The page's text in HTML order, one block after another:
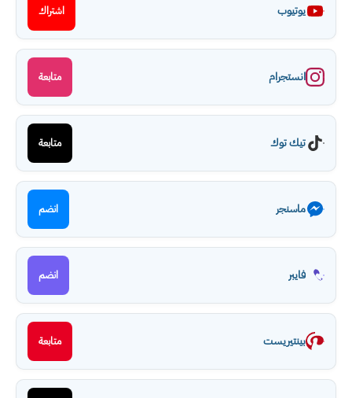
يوتيوب اشتراك
انستجرام متابعة
تيك توك متابعة
ماسنجر انضم
فايبر انضم
بينتيريست متابعة